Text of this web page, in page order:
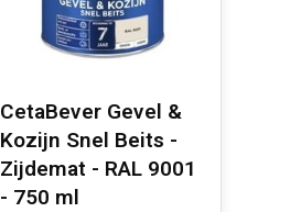
CetaBever Gevel &
Kozijn Snel Beits -
Zijdemat - RAL 9001
- 750 ml